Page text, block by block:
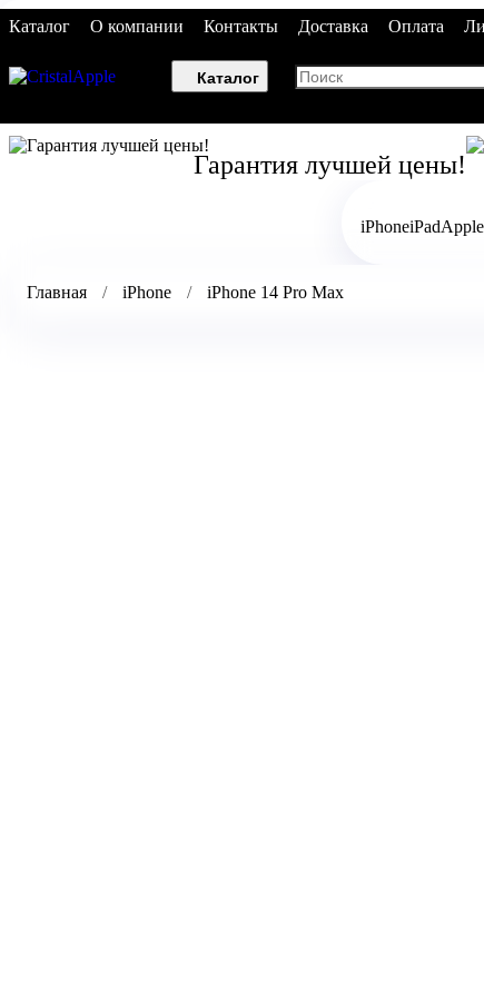
Каталог О компании Контакты Доставка Оплата
Каталог
Гарантия лучшей цены!
iPhoneiPad
Главная iPhone iPhone 14 Pro Max